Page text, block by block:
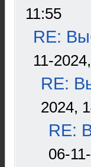
11:55
RE:
11-
RE:
2024,
RE:
06-